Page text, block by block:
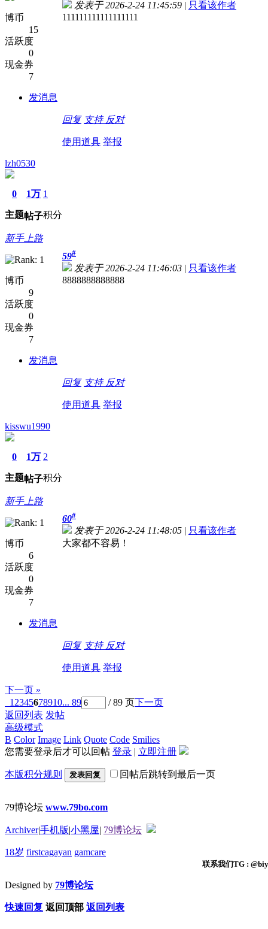
博币
15
活跃度
0
现金券
7
发消息
发表于 2026-2-24 11:45:59 | 只看该作者
111111111111111111
回复 支持 反对
使用道具 举报
lzh0530
0
主题
1万
帖子
1
积分
新手上路
博币
9
活跃度
0
现金券
7
发消息
59#
发表于 2026-2-24 11:46:03 | 只看该作者
8888888888888
回复 支持 反对
使用道具 举报
kisswu1990
0
主题
1万
帖子
2
积分
新手上路
博币
6
活跃度
0
现金券
7
发消息
60#
发表于 2026-2-24 11:48:05 | 只看该作者
大家都不容易！
回复 支持 反对
使用道具 举报
下一页 »
1 2345678910... 89 / 89 页下一页
返回列表 发帖
高级模式
B Color Image Link Quote Code Smilies
您需要登录后才可以回帖 登录 | 立即注册
本版积分规则 发表回复 回帖后跳转到最后一页
79博论坛 www.79bo.com
Archiver|手机版|小黑屋| 79博论坛
18岁 firstcagayan gamcare
联系我们TG :
Designed by 79博论坛
快速回复 返回顶部 返回列表